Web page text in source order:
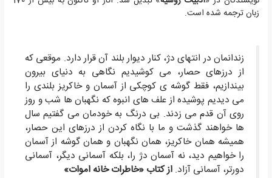
زبان ترجمه شده است.
زندانمان در انتهای دژ، کنار دیوار بلند آن قرار دارد. موقعی که
از درزهای حصار، می کوشیدیم نگاهی به دنیای بیرون
بیندازیم، فقط گوشه ی کوچکی از آسمان و خاکریز بلندی را
می دیدیم پوشیده از علف های انبوه که نگهبان ها شب و روز
روی آن قدم می زدند. بی درنگ به خودمان می گفتیم سال
ها خواهند گذشت و ما با نگاه کردن از درزهای این حصار،
همیشه همان خاکریز، همان نگهبان و همان گوشه از آسمان
را خواهیم دید، نه آسمان دژ را، بلکه آسمانی دیگر، آسمانی
دورتر، آسمانی آزاد. از کتاب «خاطرات خانه اموات»